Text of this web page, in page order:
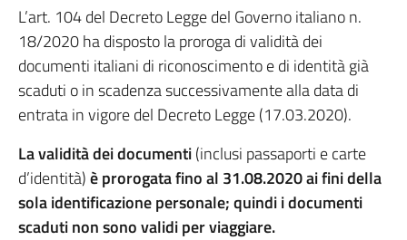
L’art. 104 del Decreto Legge del Governo italiano n.
18/2020 ha disposto la proroga di validità dei
documenti italiani di riconoscimento e di identità già
scaduti o in scadenza successivamente alla data di
entrata in vigore del Decreto Legge (17.03.2020).
La validità dei documenti(inclusi passaporti e carte
d’identità)è prorogata fino al 31.08.2020 ai fini della
sola identificazione personale; quindi i documenti
scaduti non sono validi per viaggiare.